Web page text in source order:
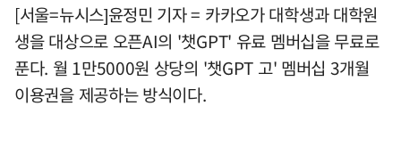
[서울=뉴시스]윤정민 기자 = 카카오가 대학생과 대학원
생을 대상으로 오픈AI의 '챗GPT' 유료 멤버십을 무료로
푼다. 월 1만5000원 상당의 '챗GPT 고' 멤버십 3개월
이용권을 제공하는 방식이다.